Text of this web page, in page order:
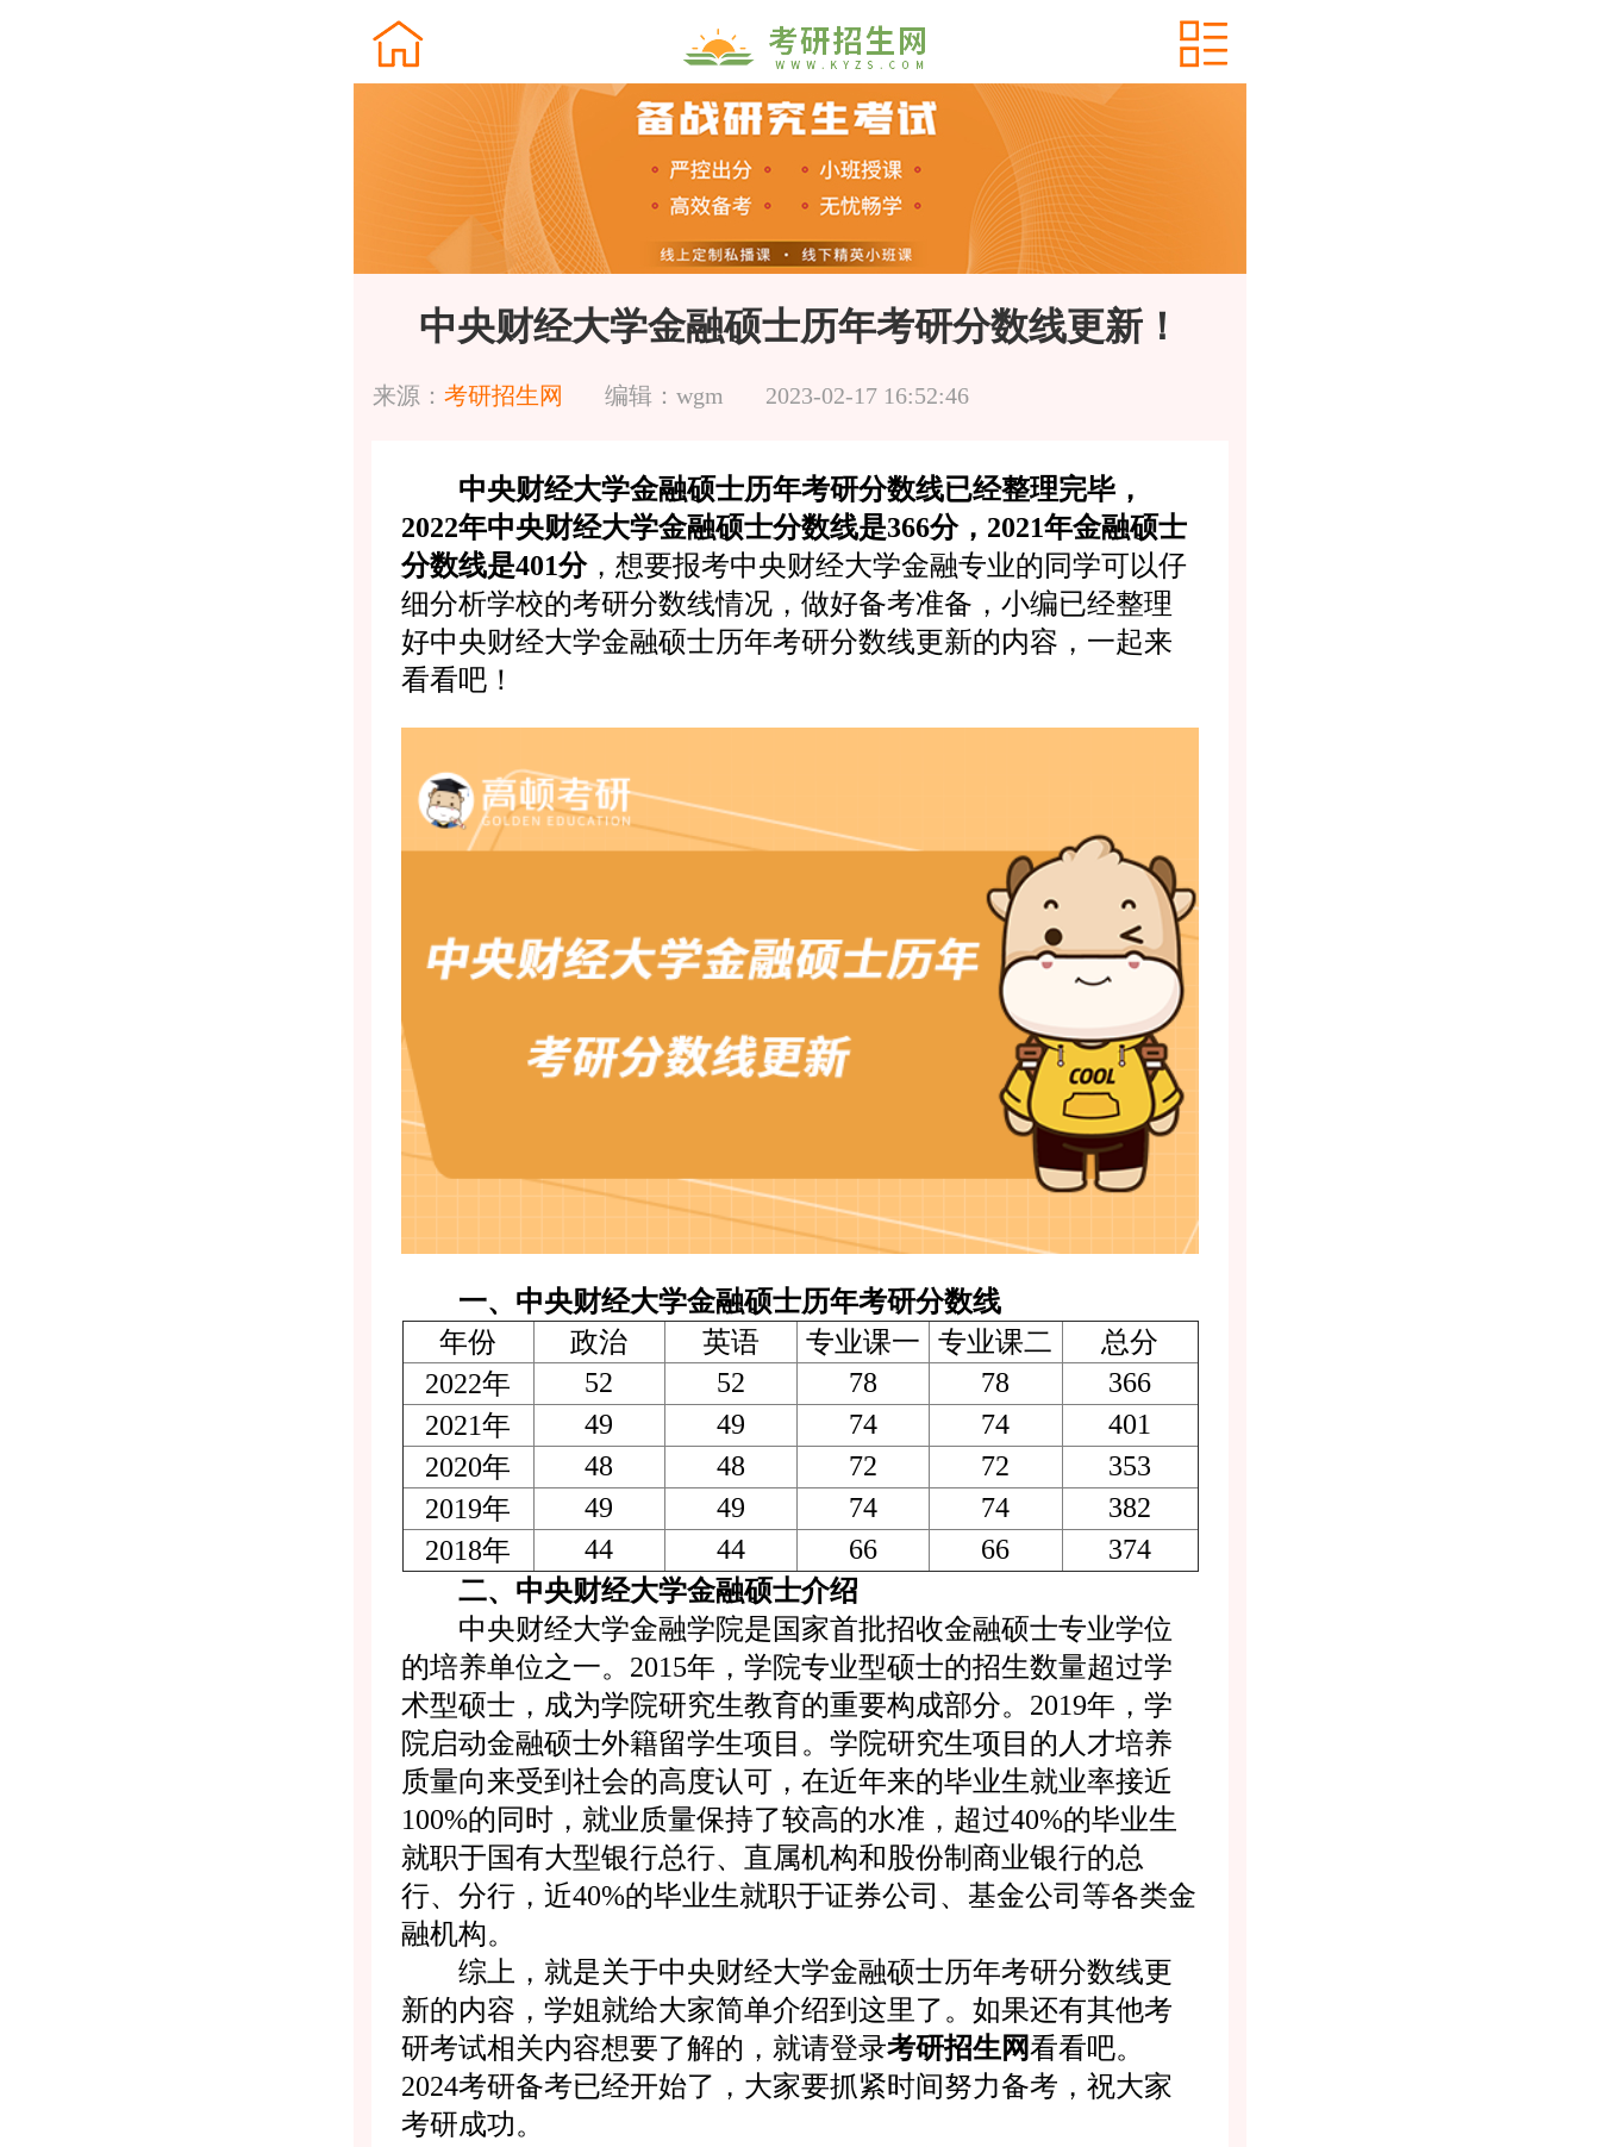
中央财经大学金融硕士历年考研分数线更新！
来源： 考研招生网 编辑：wgm 2023-02-17 16:52:46
中央财经大学金融硕士历年考研分数线已经整理完毕，
2022年中央财经大学金融硕士分数线是366分，2021年金融硕士
分数线是401分，想要报考中央财经大学金融专业的同学可以仔
细分析学校的考研分数线情况，做好备考准备，小编已经整理
好中央财经大学金融硕士历年考研分数线更新的内容，一起来
看看吧！
一、中央财经大学金融硕士历年考研分数线
年份
政治 英语 专业课一 专业课二
总分
2022年
52 52 78 78
366
2021年
49 49 74 74
401
2020年
48 48 72 72
353
2019年
49 49 74 74
382
2018年
44 44 66 66
374
二、中央财经大学金融硕士介绍
中央财经大学金融学院是国家首批招收金融硕士专业学位
的培养单位之一。2015年，学院专业型硕士的招生数量超过学
术型硕士，成为学院研究生教育的重要构成部分。2019年，学
院启动金融硕士外籍留学生项目。学院研究生项目的人才培养
质量向来受到社会的高度认可，在近年来的毕业生就业率接近
100%的同时，就业质量保持了较高的水准，超过40%的毕业生
就职于国有大型银行总行、直属机构和股份制商业银行的总
行、分行，近40%的毕业生就职于证券公司、基金公司等各类金
融机构。
综上，就是关于中央财经大学金融硕士历年考研分数线更
新的内容，学姐就给大家简单介绍到这里了。如果还有其他考
研考试相关内容想要了解的，就请登录考研招生网看看吧。
2024考研备考已经开始了，大家要抓紧时间努力备考，祝大家
考研成功。